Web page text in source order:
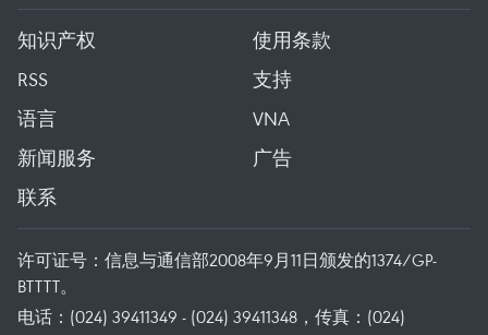
知识产权
使用条款
RSS
支持
语言
VNA
新闻服务
广告
联系
许可证号：信息与通信部2008年9月11日颁发的1374/GP-
BTTTT。
电话：(024) 39411349 - (024) 39411348，传真：(024)